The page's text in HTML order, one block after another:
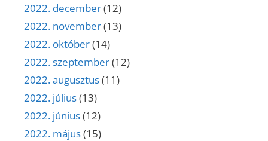
2022. december(12)
2022. november(13)
2022. október(14)
2022. szeptember(12)
2022. augusztus(11)
2022. július(13)
2022. június(12)
2022. május(15)